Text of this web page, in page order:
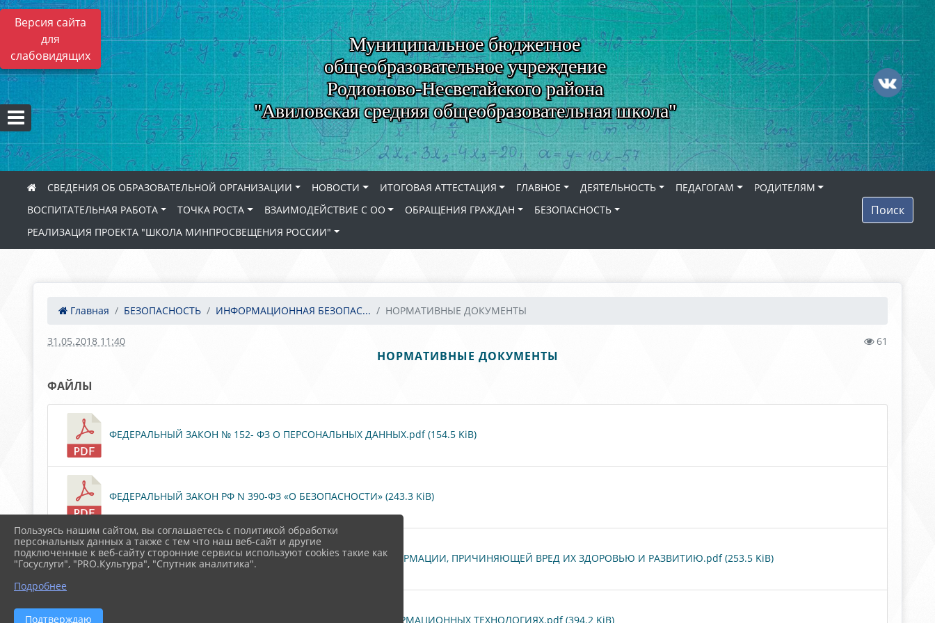
Версия сайта
для
слабовидящих
Муниципальное бюджетное
общеобразовательное учреждение
Родионово-Несветайского района
"Авиловская средняя общеобразовательная школа"
СВЕДЕНИЯ ОБ ОБРАЗОВАТЕЛЬНОЙ ОРГАНИЗАЦИИ НОВОСТИ ИТОГОВАЯ АТТЕСТАЦИЯ ГЛАВНОЕ ДЕЯТЕЛЬНОСТЬ ПЕДАГОГАМ
РОДИТЕЛЯМ
ВОСПИТАТЕЛЬНАЯ РАБОТА
ТОЧКА РОСТА ВЗАИМОДЕЙСТВИЕ С ОО ОБРАЩЕНИЯ ГРАЖДАН
БЕЗОПАСНОСТЬ
РЕАЛИЗАЦИЯ ПРОЕКТА "ШКОЛА МИНПРОСВЕЩЕНИЯ РОССИИ"
Поиск
Главная БЕЗОПАСНОСТЬ ИНФОРМАЦИОННАЯ БЕЗОПАС... НОРМАТИВНЫЕ ДОКУМЕНТЫ
31.05.2018 11:40 61
НОРМАТИВНЫЕ ДОКУМЕНТЫ
ФАЙЛЫ
ФЕДЕРАЛЬНЫЙ ЗАКОН № 152- ФЗ О ПЕРСОНАЛЬНЫХ ДАННЫХ.pdf (154.5 KiB)
ФЕДЕРАЛЬНЫЙ ЗАКОН РФ N 390-ФЗ «О БЕЗОПАСНОСТИ» (243.3 KiB)
ФЕДЕРАЛЬНЫЙ ЗАКОН № 436-ФЗ О ЗАЩИТЕ ДЕТЕЙ ОТ ИНФОРМАЦИИ, ПРИЧИНЯЮЩЕЙ ВРЕД ИХ ЗДОРОВЬЮ И РАЗВИТИЮ.pdf (253.5 KiB)
ФЕДЕРАЛЬНЫЙ ЗАКОН № 149 - ФЗ ОБ ИНФОРМАЦИИ, ИНФОРМАЦИОННЫХ ТЕХНОЛОГИЯХ.pdf (394.2 KiB)
Пользуясь нашим сайтом, вы соглашаетесь с политикой обработки
персональных данных а также с тем что наш веб-сайт и другие
подключенные к веб-сайту сторонние сервисы используют cookies такие как
"Госуслуги", "PRO.Культура", "Спутник аналитика".
Подробнее
Подтверждаю